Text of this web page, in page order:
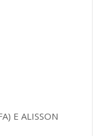
E ALISSON